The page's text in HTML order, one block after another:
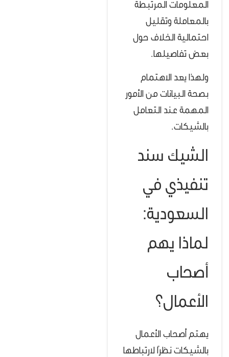
المعلومات المرتبطة
بالمعاملة وتقليل
احتمالية الخلاف حول
بعض تفاصيلها.
ولهذا يعد الاهتمام
بصحة البيانات من الأمور
المهمة عند التعامل
بالشيكات.
الشيك سند
تنفيذي في
السعودية:
لماذا يهم
أصحاب
الأعمال؟
يهتم أصحاب الأعمال
بالشيكات نظرًا لارتباطها